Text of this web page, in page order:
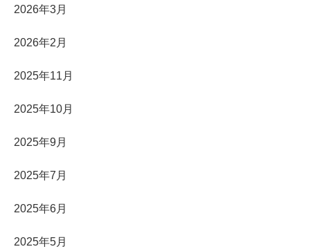
2026年3月
2026年2月
2025年11月
2025年10月
2025年9月
2025年7月
2025年6月
2025年5月